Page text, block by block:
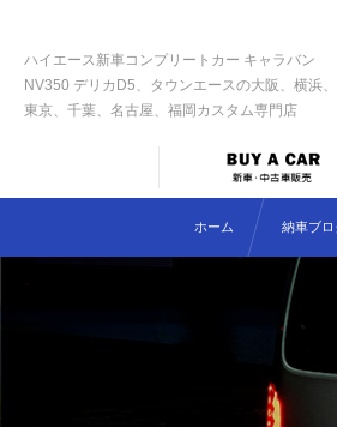
ハイエース新車コンプリートカー キャラバン
NV350 デリカD5、タウンエースの大阪、横浜、
東京、千葉、名古屋、福岡カスタム専門店
ホーム 納車ブロ